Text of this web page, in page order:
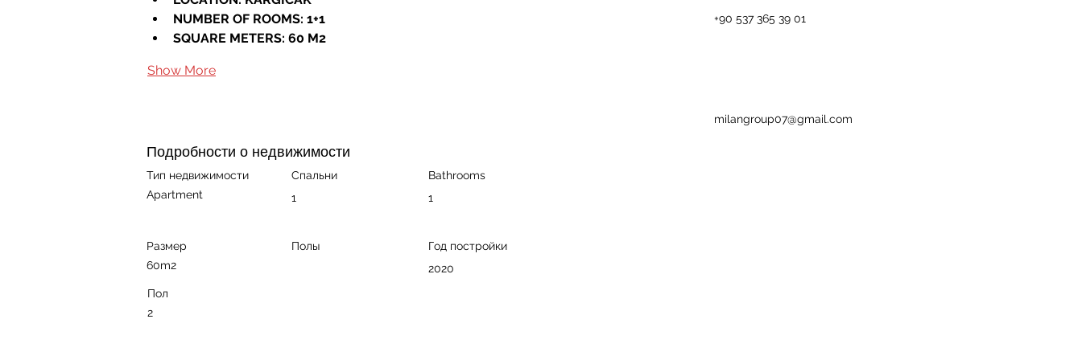
NUMBER OF ROOMS: 1+1
SQUARE METERS: 60 M2
Show More
+90 537 365 39 01
milangroup07@gmail.com
Подробности о недвижимости
Тип недвижимости
Apartment
Спальни
1
Bathrooms
1
Размер
60m2
Полы
Год постройки
2020
Пол
2